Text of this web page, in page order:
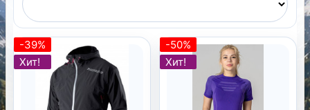
-39%
Хит!
-50%
Хит!